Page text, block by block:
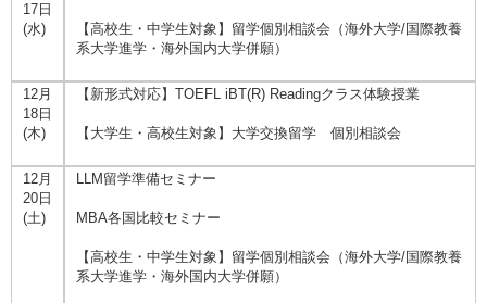
17日
(水)
【高校生・中学生対象】留学個別相談会（海外大学/国際教養
系大学進学・海外国内大学併願）
12月
18日
(木)
【新形式対応】TOEFL iBT(R) Readingクラス体験授業
【大学生・高校生対象】大学交換留学 個別相談会
12月
20日
(土)
LLM留学準備セミナー
MBA各国比較セミナー
【高校生・中学生対象】留学個別相談会（海外大学/国際教養
系大学進学・海外国内大学併願）